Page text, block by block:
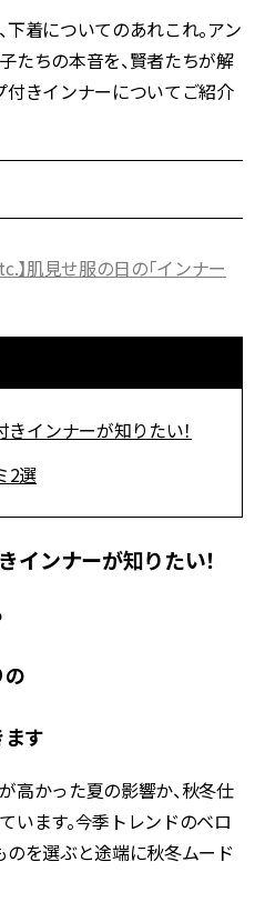
着についてのあれこれ。アン
たちの本音を、賢者たちが解
付きインナーについてご紹介
】肌見せ服の日の「インナー
インナーが知りたい！
2選
インナーが知りたい！
す
高かった夏の影響か、秋冬仕
います。今季トレンドのベロ
のを選ぶと途端に秋冬ムード